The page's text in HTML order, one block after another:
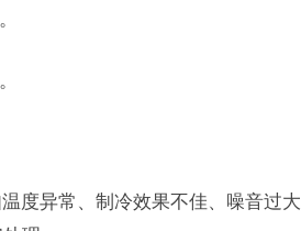
度异常、制冷效果不佳、噪音过大